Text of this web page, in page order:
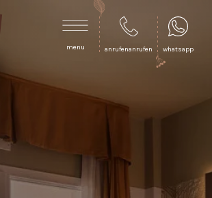
menu anrufenanrufen whatsapp